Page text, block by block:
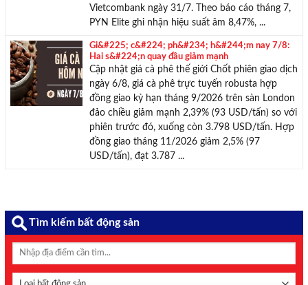
Vietcombank ngày 31/7. Theo báo cáo tháng 7,
PYN Elite ghi nhận hiệu suất âm 8,47%, ...
Gi&#225; c&#224; ph&#234; h&#244;m nay 7/8:
Hai s&#224;n quay đầu giảm mạnh
Cập nhật giá cà phê thế giới Chốt phiên giao dịch
ngày 6/8, giá cà phê trực tuyến robusta hợp
đồng giao kỳ hạn tháng 9/2026 trên sàn London
đảo chiều giảm mạnh 2,39% (93 USD/tấn) so với
phiên trước đó, xuống còn 3.798 USD/tấn. Hợp
đồng giao tháng 11/2026 giảm 2,5% (97
USD/tấn), đạt 3.787 ...
Tìm kiếm bất động sản